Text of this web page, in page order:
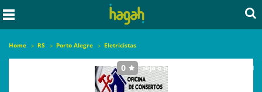
Home RS Porto Alegre Eletricistas
0 seja o primeiro a avaliar este local